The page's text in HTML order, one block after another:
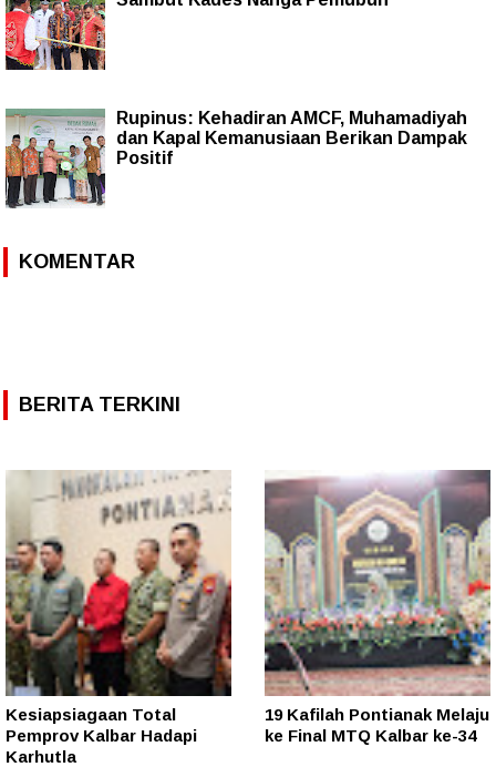
Rupinus: Kehadiran AMCF, Muhamadiyah
dan Kapal Kemanusiaan Berikan Dampak
Positif
KOMENTAR
BERITA TERKINI
Kesiapsiagaan Total
Pemprov Kalbar Hadapi
Karhutla
19 Kafilah Pontianak Melaju
ke Final MTQ Kalbar ke-34